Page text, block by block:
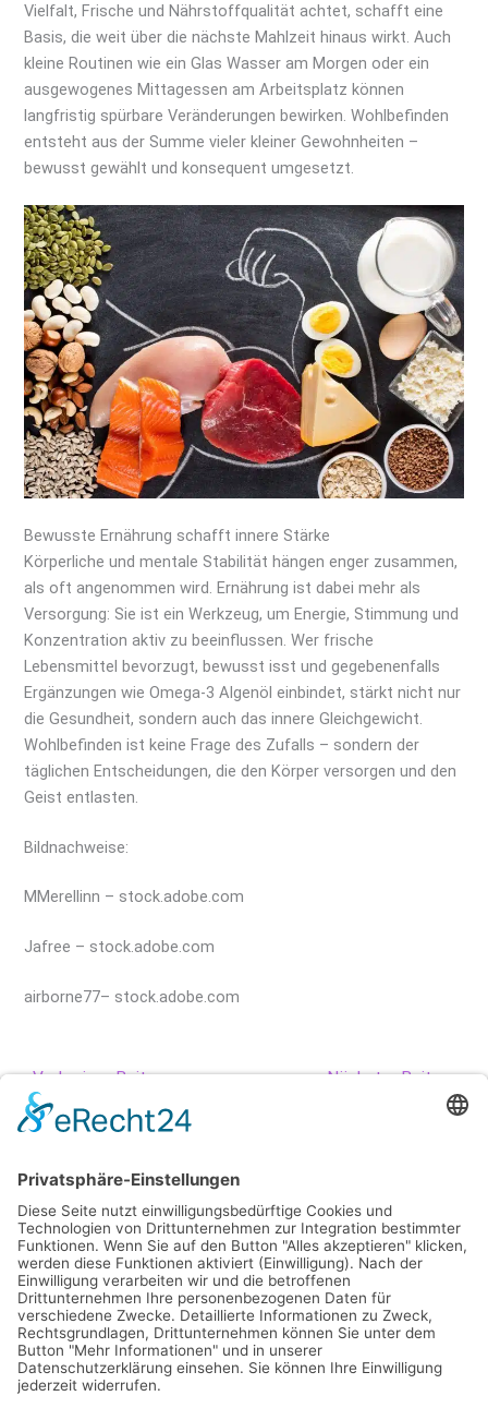
Vielfalt, Frische und Nährstoffqualität achtet, schafft eine
Basis, die weit über die nächste Mahlzeit hinaus wirkt. Auch
kleine Routinen wie ein Glas Wasser am Morgen oder ein
ausgewogenes Mittagessen am Arbeitsplatz können
langfristig spürbare Veränderungen bewirken. Wohlbefinden
entsteht aus der Summe vieler kleiner Gewohnheiten –
bewusst gewählt und konsequent umgesetzt.
Bewusste Ernährung schafft innere Stärke
Körperliche und mentale Stabilität hängen enger zusammen,
als oft angenommen wird. Ernährung ist dabei mehr als
Versorgung: Sie ist ein Werkzeug, um Energie, Stimmung und
Konzentration aktiv zu beeinflussen. Wer frische
Lebensmittel bevorzugt, bewusst isst und gegebenenfalls
Ergänzungen wie Omega-3 Algenöl einbindet, stärkt nicht nur
die Gesundheit, sondern auch das innere Gleichgewicht.
Wohlbefinden ist keine Frage des Zufalls – sondern der
täglichen Entscheidungen, die den Körper versorgen und den
Geist entlasten.
Bildnachweise:
MMerellinn – stock.adobe.com
Jafree – stock.adobe.com
airborne77– stock.adobe.com
←Vorheriger Beitrag Nächster Beitrag→
Impressum